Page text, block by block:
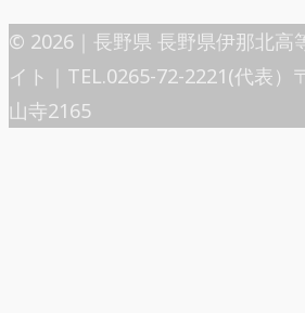
© 2026｜長野県 長野県伊那北高
イト｜TEL.0265-72-2221(代表）
山寺2165